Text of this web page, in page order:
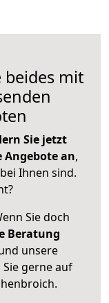
beides mit
Sie jetzt
an,
Ihnen sind.
Sie doch
Beratung
unsere
gerne auf